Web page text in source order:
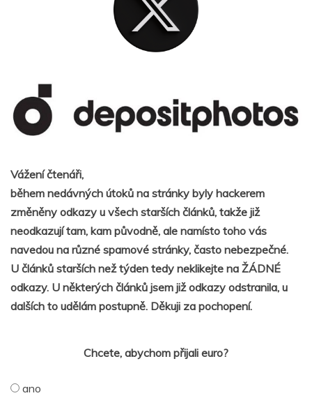
Vážení čtenáři,
během nedávných útoků na stránky byly hackerem
změněny odkazy u všech starších článků, takže již
neodkazují tam, kam původně, ale namísto toho vás
navedou na různé spamové stránky, často nebezpečné.
U článků starších než týden tedy neklikejte na ŽÁDNÉ
odkazy. U některých článků jsem již odkazy odstranila, u
dalších to udělám postupně. Děkuji za pochopení.
Chcete, abychom přijali euro?
ano